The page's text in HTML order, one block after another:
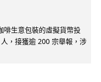
啡生意包裝的虛擬貨幣投
，接獲逾 200 宗舉報，涉